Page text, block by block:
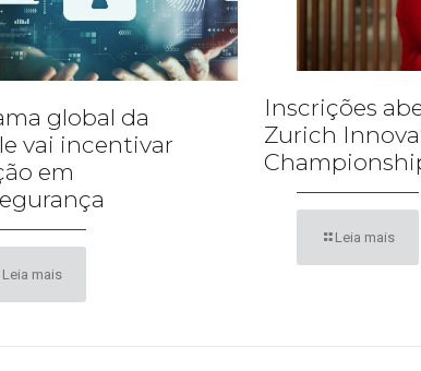
global da
vai incentivar
em
Leia mais
Inscrições
Zurich
Leia mais